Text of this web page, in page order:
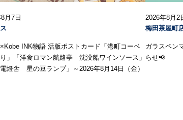
月7日
INK物語 活版ポストカード「港町コーベ
り」「洋食ロマン航路亭 沈没船ワインソース」
電燈舎 星の豆ランプ」～2026年8月14日（金）
2026年8月2
梅田茶屋町
ガラスペン
らせ📢